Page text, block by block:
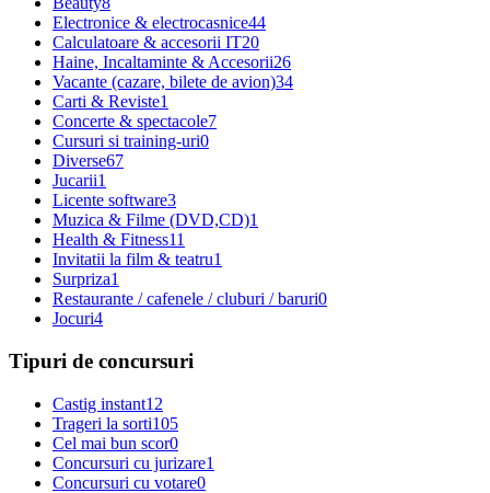
Electronice & electrocasnice44
Calculatoare & accesorii IT20
Haine, Incaltaminte & Accesorii26
Vacante (cazare, bilete de avion)34
Carti & Reviste1
Concerte & spectacole7
Cursuri si training-uri0
Diverse67
Jucarii1
Licente software3
Muzica & Filme (DVD,CD)1
Health & Fitness11
Invitatii la film & teatru1
Surpriza1
Restaurante / cafenele / cluburi / baruri0
Jocuri4
Tipuri de concursuri
Castig instant12
Trageri la sorti105
Cel mai bun scor0
Concursuri cu jurizare1
Concursuri cu votare0